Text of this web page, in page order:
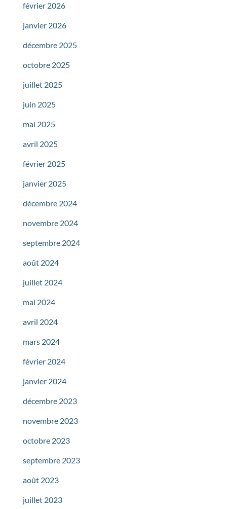
février 2026
janvier 2026
décembre 2025
octobre 2025
juillet 2025
juin 2025
mai 2025
avril 2025
février 2025
janvier 2025
décembre 2024
novembre 2024
septembre 2024
août 2024
juillet 2024
mai 2024
avril 2024
mars 2024
février 2024
janvier 2024
décembre 2023
novembre 2023
octobre 2023
septembre 2023
août 2023
juillet 2023